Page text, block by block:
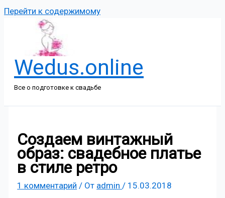
Перейти к содержимому
Wedus.online
Все о подготовке к свадьбе
Создаем винтажный
образ: свадебное платье
в стиле ретро
1 комментарий / От admin / 15.03.2018